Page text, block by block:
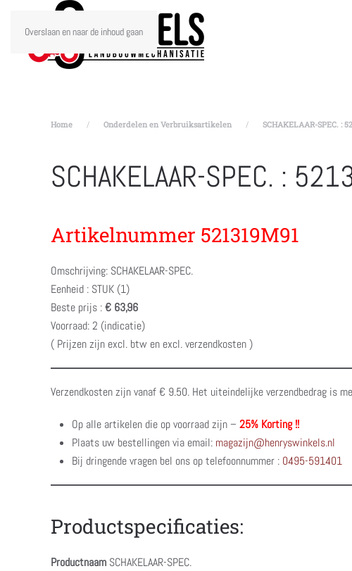
Overslaan en naar de inhoud gaan
Home Onderdelen en Verbruiksartikelen SCHAKELAAR-SPEC. :
SCHAKELAAR-SPEC. :
Artikelnummer 521319M91
Omschrijving: SCHAKELAAR-SPEC.
Eenheid : STUK (1)
Beste prijs :€ 63,96
Voorraad: 2 (indicatie)
( Prijzen zijn excl. btw en excl. verzendkosten )
Verzendkosten zijn vanaf € 9.50. Het uiteindelijke verzendbedrag is
Op alle artikelen die op voorraad zijn – 25% Korting !!
Plaats uw bestellingen via email: magazijn@henryswinkels.nl
Bij dringende vragen bel ons op telefoonnummer : 0495-591401
Productspecificaties:
Productnaam SCHAKELAAR-SPEC.